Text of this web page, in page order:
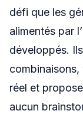
défi que les
alimentés par
développés.
réel et
aucun